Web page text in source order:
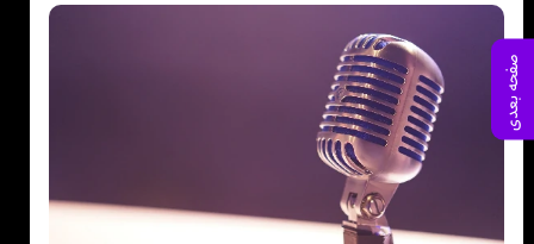
صفحه بعدی